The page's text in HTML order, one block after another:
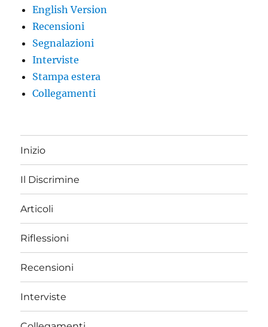
English Version
Recensioni
Segnalazioni
Interviste
Stampa estera
Collegamenti
Inizio
Il Discrimine
Articoli
Riflessioni
Recensioni
Interviste